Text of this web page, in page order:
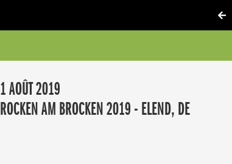
1 AOÛT 2019
ROCKEN AM BROCKEN 2019 - ELEND, DE